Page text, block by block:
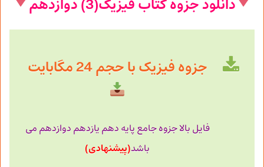
دانلود جزوه کتاب فیزیک(3) دوازدهم
جزوه فیزیک با حجم 24 مگابایت
فایل بالا جزوه جامع پایه دهم یازدهم دوازدهم می
باشد(پیشنهادی)